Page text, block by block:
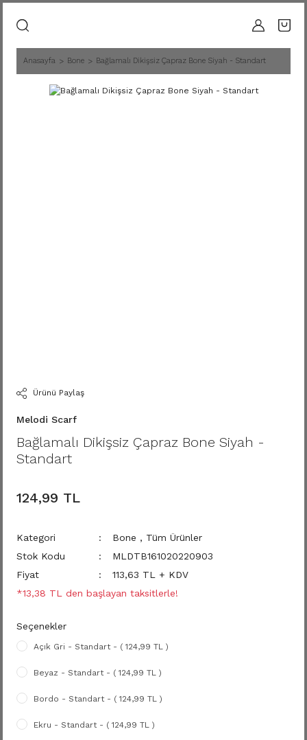
Anasayfa Bone Bağlamalı Dikişsiz Çapraz Bone Siyah - Standart
Ürünü Paylaş
Melodi Scarf
Bağlamalı Dikişsiz Çapraz Bone Siyah -
Standart
124,99 TL
Kategori Bone , Tüm Ürünler
Stok Kodu
MLDTB161020220903
Fiyat
113,63 TL + KDV
*13,38 TL den başlayan taksitlerle!
Seçenekler
Açık Gri - Standart - ( 124,99 TL )
Beyaz - Standart - ( 124,99 TL )
Bordo - Standart - ( 124,99 TL )
Ekru - Standart - ( 124,99 TL )